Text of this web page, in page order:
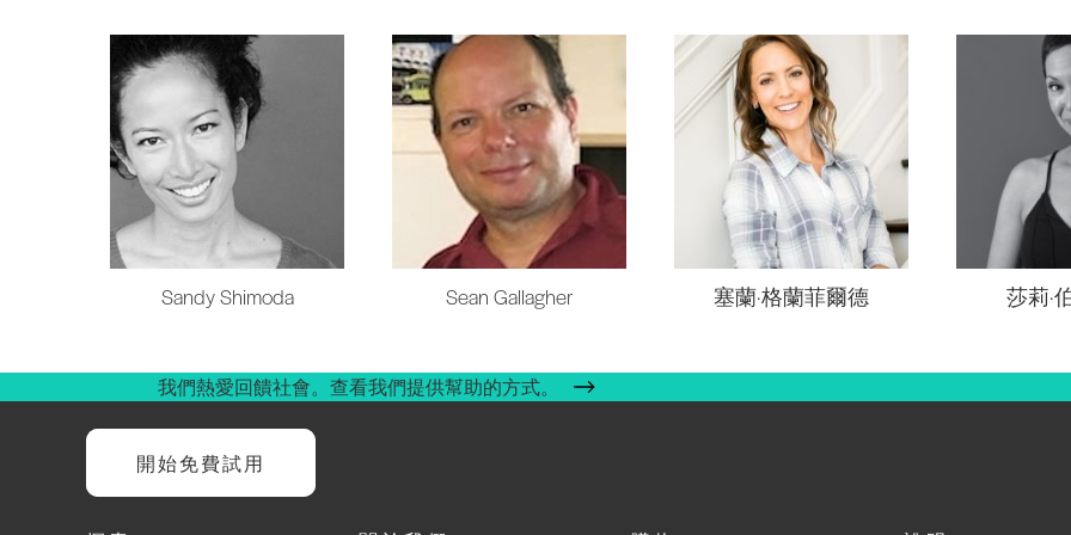
Sandy Shimoda Sean Gallagher 塞蘭·格蘭菲爾德 莎莉·
我們熱愛回饋社會。查看我們提供幫助的方式。
開始免費試用